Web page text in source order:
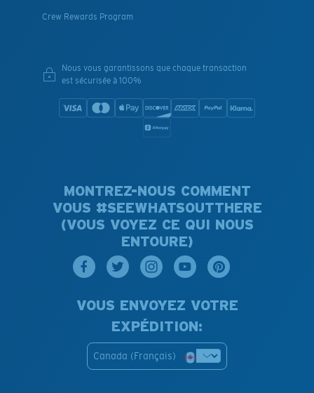
Crew Rewards Program
Nous vous garantissons que chaque transaction
est sécurisée à 100%
MONTREZ-NOUS COMMENT
VOUS #SEEWHATSOUTTHERE
(VOUS VOYEZ CE QUI NOUS
ENTOURE)
VOUS ENVOYEZ VOTRE
EXPÉDITION:
Canada (Français)